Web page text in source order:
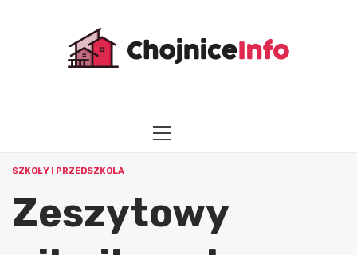
MENU
SZKOŁY I PRZEDSZKOLA
Zeszytowy